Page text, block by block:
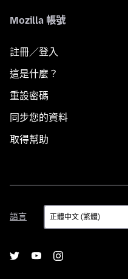
Mozilla 帳號
註冊／登入
這是什麼？
重設密碼
同步您的資料
取得幫助
語言
語
言